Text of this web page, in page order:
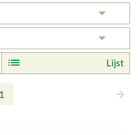
Toggle
Toggle
Lijst
1